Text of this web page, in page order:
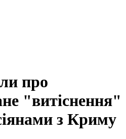
про
"витіснення"
з Криму